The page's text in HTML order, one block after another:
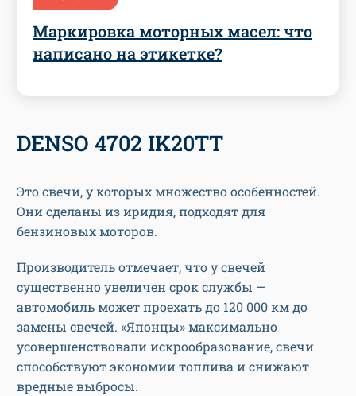
Маркировка моторных масел: что
написано на этикетке?
DENSO 4702 IK20TT
Это свечи, у которых множество особенностей.
Они сделаны из иридия, подходят для
бензиновых моторов.
Производитель отмечает, что у свечей
существенно увеличен срок службы —
автомобиль может проехать до 120 000 км до
замены свечей. «Японцы» максимально
усовершенствовали искрообразование, свечи
способствуют экономии топлива и снижают
вредные выбросы.